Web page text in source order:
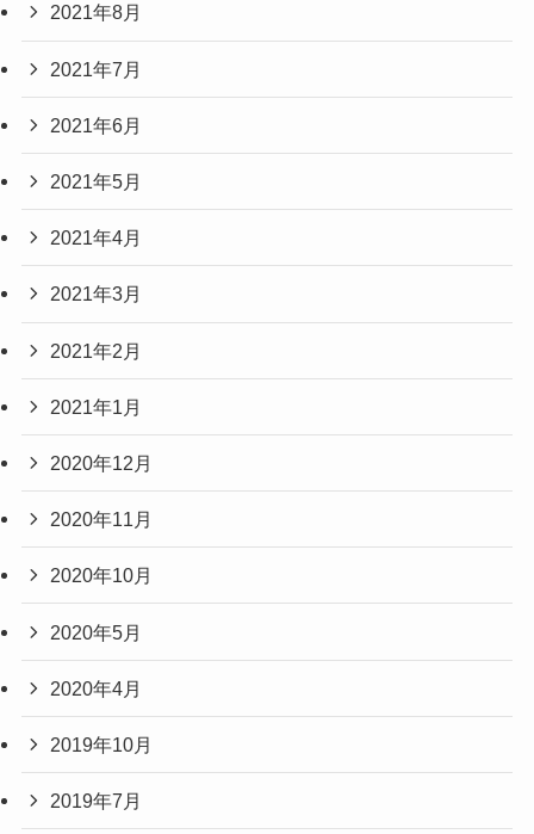
2021年8月
2021年7月
2021年6月
2021年5月
2021年4月
2021年3月
2021年2月
2021年1月
2020年12月
2020年11月
2020年10月
2020年5月
2020年4月
2019年10月
2019年7月